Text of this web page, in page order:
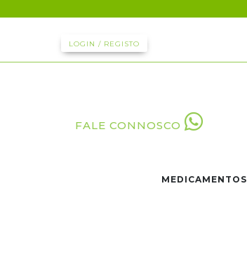
LOGIN / REGISTO
FALE CONNOSCO
MEDICAMENTOS